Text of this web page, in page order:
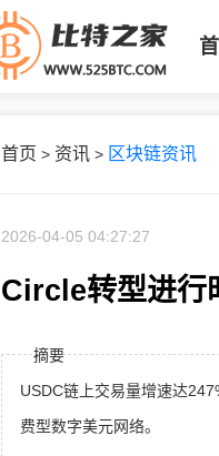
首页 > 资讯 > 区块链资讯
2026-04-05 04:27:27
Circle转型进行
摘要
USDC链上交易量增速达
费型数字美元网络。